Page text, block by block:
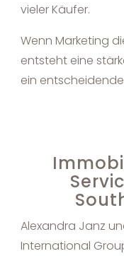
vieler Käufer.
Wenn Marketing
entsteht eine
ein
Alexandra Janz
International